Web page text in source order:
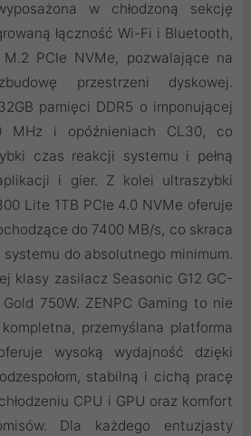
w chłodzoną sekcję
łączność Wi-Fi i Bluetooth,
PCIe NVMe, pozwalające na
przestrzeni dyskowej.
pamięci DDR5 o imponującej
MHz i opóźnieniach CL30, co
czas reakcji systemu i pełną
i gier. Z kolei ultraszybki
Lite 1TB PCIe 4.0 NVMe oferuje
do 7400 MB/s, co skraca
systemu do absolutnego minimum.
klasy zasilacz Seasonic G12 GC-
750W. ZENPC Gaming to nie
przemyślana platforma
wysoką wydajność dzięki
stabilną i cichą pracę
CPU i GPU oraz komfort
Dla każdego entuzjasty